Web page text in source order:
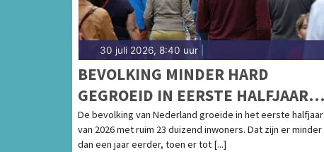
30 juli 2026, 8:40 uur
BEVOLKING MINDER HARD
GEGROEID IN EERSTE HALFJAAR
2026
De bevolking van Nederland groeide in het eerste halfjaar
van 2026 met ruim 23 duizend inwoners. Dat zijn er minder
dan een jaar eerder, toen er tot [...]